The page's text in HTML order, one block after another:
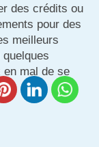
des crédits ou
pour des
meilleurs
mal de se